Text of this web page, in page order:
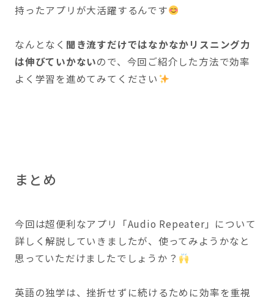
持ったアプリが大活躍するんです
なんとなく 聞き流すだけではなかなかリスニング力
は伸びていかないので、今回ご紹介した方法で効率
よく学習を進めてみてください
まとめ
今回は超便利なアプリ「Audio Repeater」について
詳しく解説していきましたが、使ってみようかなと
思っていただけましたでしょうか？
英語の独学は、挫折せずに続けるために効率を重視